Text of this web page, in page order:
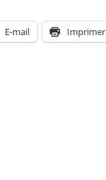
E-mail Imprimer